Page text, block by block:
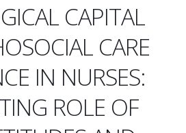
CAPITAL
CARE
IN NURSES:
ROLE OF